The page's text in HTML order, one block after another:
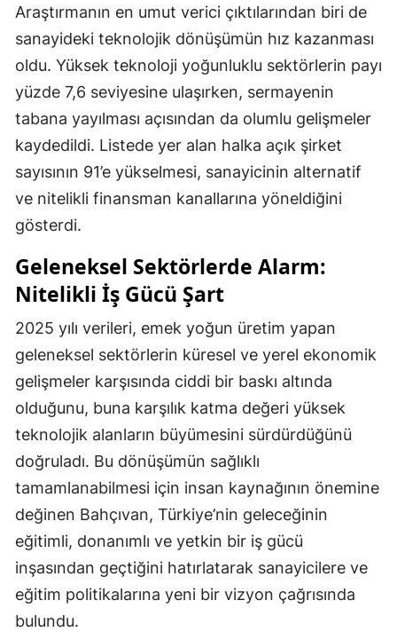
Araştırmanın en umut verici çıktılarından biri de
sanayideki teknolojik dönüşümün hız kazanması
oldu. Yüksek teknoloji yoğunluklu sektörlerin payı
yüzde 7,6 seviyesine ulaşırken, sermayenin
tabana yayılması açısından da olumlu gelişmeler
kaydedildi. Listede yer alan halka açık şirket
sayısının 91’e yükselmesi, sanayicinin alternatif
ve nitelikli finansman kanallarına yöneldiğini
gösterdi.
Geleneksel Sektörlerde Alarm:
Nitelikli İş Gücü Şart
2025 yılı verileri, emek yoğun üretim yapan
geleneksel sektörlerin küresel ve yerel ekonomik
gelişmeler karşısında ciddi bir baskı altında
olduğunu, buna karşılık katma değeri yüksek
teknolojik alanların büyümesini sürdürdüğünü
doğruladı. Bu dönüşümün sağlıklı
tamamlanabilmesi için insan kaynağının önemine
değinen Bahçıvan, Türkiye’nin geleceğinin
eğitimli, donanımlı ve yetkin bir iş gücü
inşasından geçtiğini hatırlatarak sanayicilere ve
eğitim politikalarına yeni bir vizyon çağrısında
bulundu.